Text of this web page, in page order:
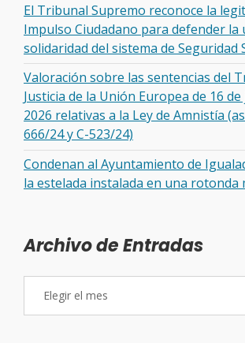
El Tribunal Supremo reconoce la
Impulso Ciudadano para defender la
solidaridad del sistema de Seguridad
Valoración sobre las sentencias del
Justicia de la Unión Europea de 16
2026 relativas a la Ley de Amnistía
666/24 y C-523/24)
Condenan al Ayuntamiento de
la estelada instalada en una rotonda
Archivo de Entradas